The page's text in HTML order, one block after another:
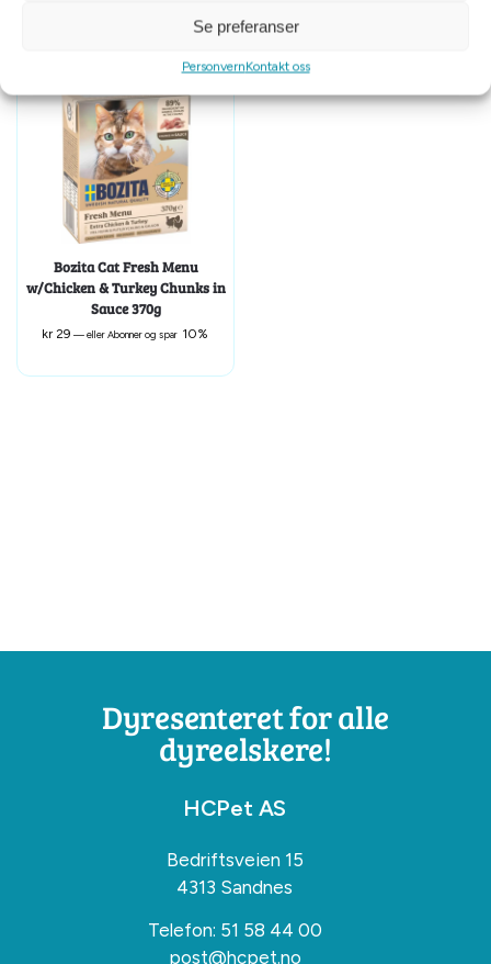
Se preferanser
PersonvernKontakt oss
Bozita Cat Fresh Menu
w/Chicken & Turkey Chunks in
Sauce 370g
kr 29 —eller Abonner og spar 10%
Dyresenteret for alle
dyreelskere!
HCPet AS
Bedriftsveien 15
4313 Sandnes
Telefon: 51 58 44 00
post@hcpet.no